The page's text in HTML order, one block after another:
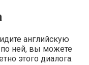
английскую
ней, вы можете
этого диалога.